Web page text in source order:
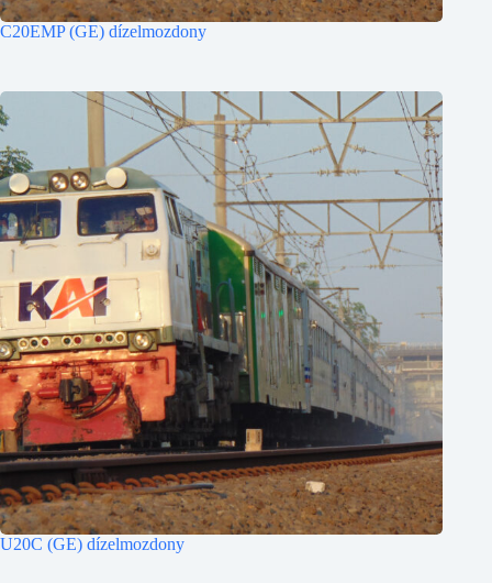
C20EMP (GE) dízelmozdony
U20C (GE) dízelmozdony